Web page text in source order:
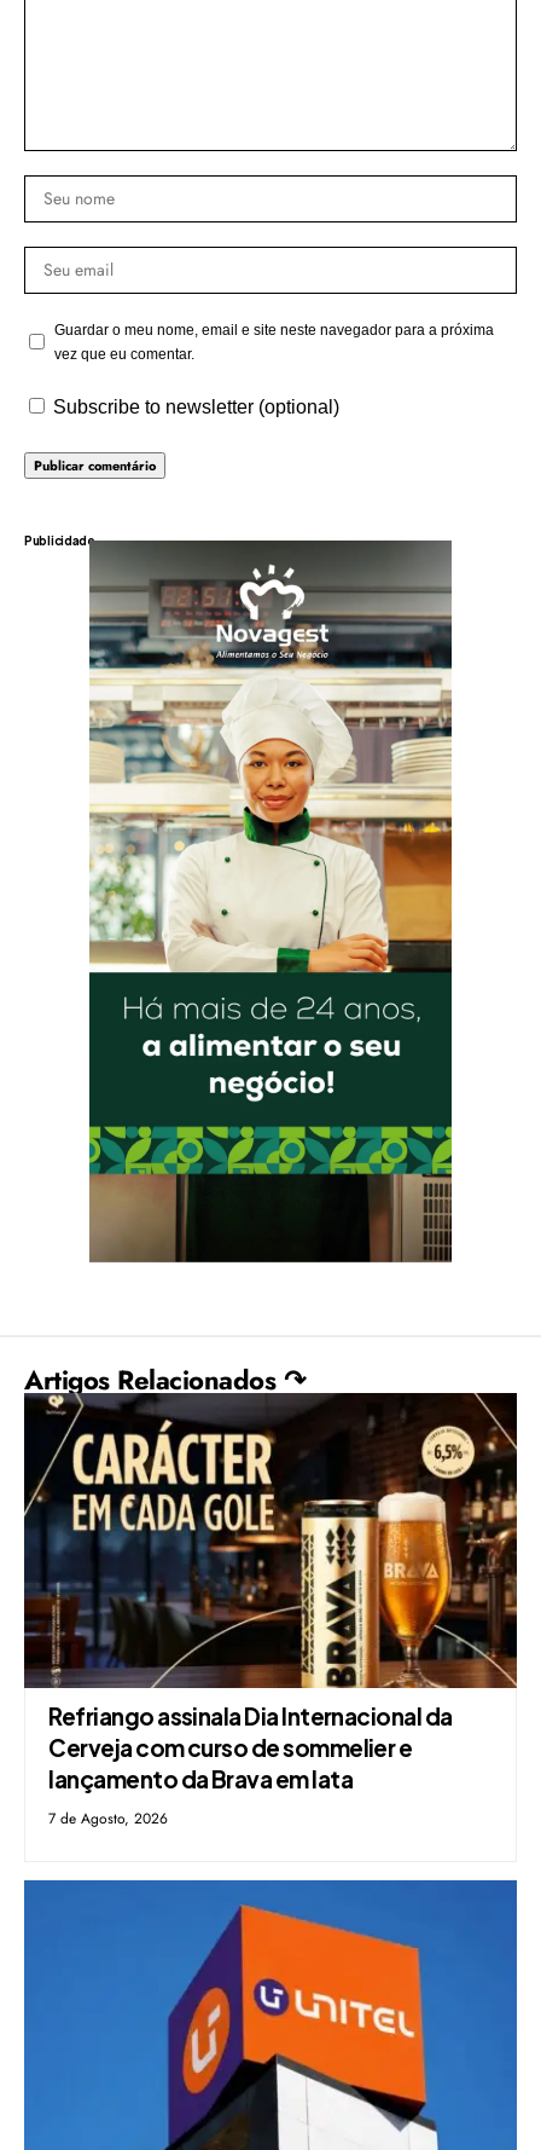
Publicidade
Guardar o meu nome, email e site neste navegador para a próxima
vez que eu comentar.
Subscribe to newsletter (optional)
Artigos Relacionados ↷
Refriango assinala Dia Internacional da
Cerveja com curso de sommelier e
lançamento da Brava em lata
7 de Agosto, 2026